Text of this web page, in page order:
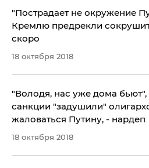
​"Пострадает не окружение
Кремлю предрекли
скоро
18 октября 2018
"Володя, нас уже дома
санкции "задушили"
жаловаться Путину, - нардеп
18 октября 2018